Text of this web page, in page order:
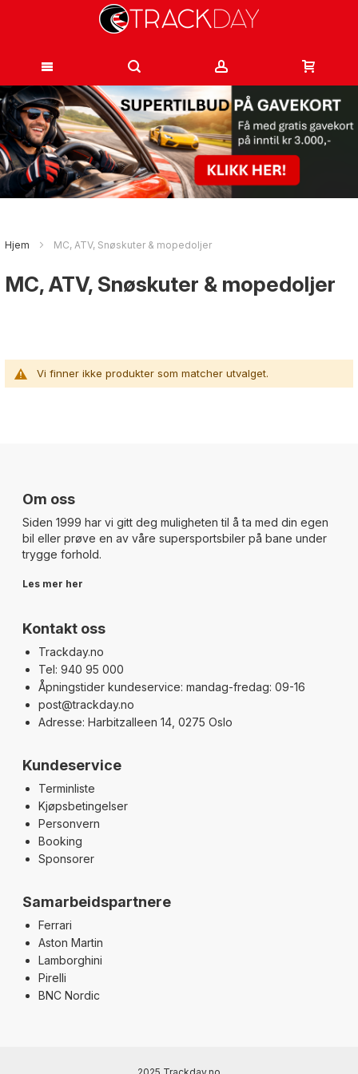
Hopp
til
innhold
Hjem MC, ATV, Snøskuter & mopedoljer
MC, ATV, Snøskuter & mopedoljer
Vi finner ikke produkter som matcher utvalget.
Om oss
Siden 1999 har vi gitt deg muligheten til å ta med din egen
bil eller prøve en av våre supersportsbiler på bane under
trygge forhold.
Les mer her
Kontakt oss
Trackday.no
Tel: 940 95 000
Åpningstider kundeservice: mandag-fredag: 09-16
post@trackday.no
Adresse: Harbitzalleen 14, 0275 Oslo
Kundeservice
Terminliste
Kjøpsbetingelser
Personvern
Booking
Sponsorer
Samarbeidspartnere
Ferrari
Aston Martin
Lamborghini
Pirelli
BNC Nordic